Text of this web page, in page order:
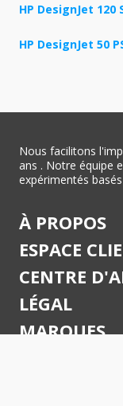
HP DesignJet 120
HP DesignJet 50
Nous facilitons
ans . Notre équipe
expérimentés
À PROPOS
ESPACE
CENTRE
LÉGAL
MARQUES